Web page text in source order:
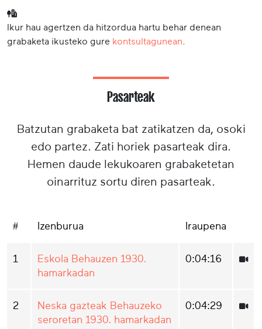
Ikur hau agertzen da hitzordua hartu behar denean
grabaketa ikusteko gure kontsultagunean
Pasarteak
Batzutan grabaketa bat zatikatzen da, osoki
edo partez. Zati horiek pasarteak dira.
Hemen daude lekukoaren grabaketetan
oinarrituz sortu diren pasarteak.
# Izenburua Iraupena
1
Eskola Behauzen 1930.
hamarkadan
0:04:16
2
Neska gazteak Behauzeko
seroretan 1930. hamarkadan
0:04:29